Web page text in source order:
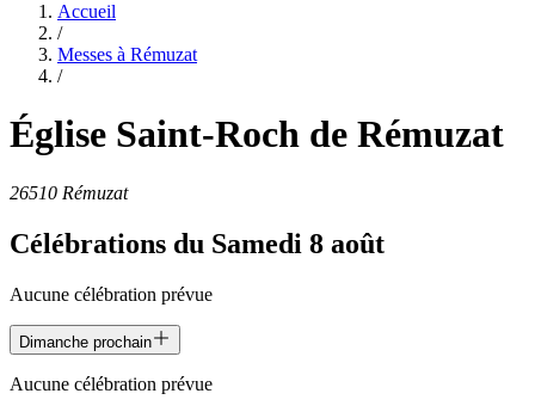
Accueil
/
Messes à Rémuzat
/
Église Saint-Roch de Rémuzat
26510 Rémuzat
Célébrations du Samedi 8 août
Aucune célébration prévue
Dimanche prochain
Aucune célébration prévue